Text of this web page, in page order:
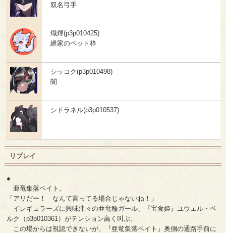
双名弓手
熾煇(p3p010425)
紲家のペット枠
シッコク(p3p010498)
闇
シドラネル(p3p010537)
リプレイ
●
亜竜集落ペイト。
「アリだー！ なんて言ってる場合じゃないね！」
イレギュラーズに興味津々の亜竜種ガール、『宝食姫』ユウェル・ベ
ルク（p3p010361）がテンション高く叫ぶ。
この場からは視認できないが、『亜竜集落ペイト』奥側の通路手前に